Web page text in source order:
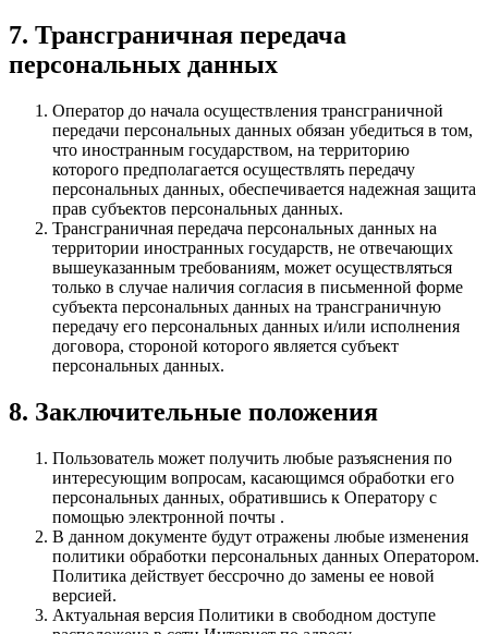
7. Трансграничная передача
персональных данных
Оператор до начала осуществления трансграничной
передачи персональных данных обязан убедиться в том,
что иностранным государством, на территорию
которого предполагается осуществлять передачу
персональных данных, обеспечивается надежная защита
прав субъектов персональных данных.
Трансграничная передача персональных данных на
территории иностранных государств, не отвечающих
вышеуказанным требованиям, может осуществляться
только в случае наличия согласия в письменной форме
субъекта персональных данных на трансграничную
передачу его персональных данных и/или исполнения
договора, стороной которого является субъект
персональных данных.
8. Заключительные положения
Пользователь может получить любые разъяснения по
интересующим вопросам, касающимся обработки его
персональных данных, обратившись к Оператору с
помощью электронной почты .
В данном документе будут отражены любые изменения
политики обработки персональных данных Оператором.
Политика действует бессрочно до замены ее новой
версией.
Актуальная версия Политики в свободном доступе